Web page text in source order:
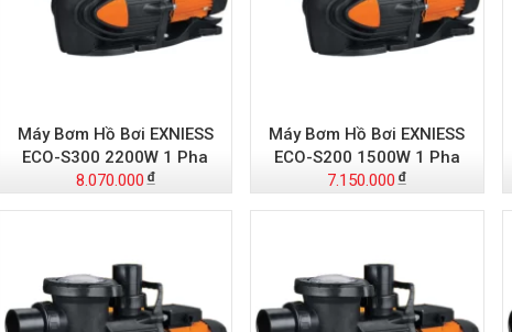
Máy Bơm Hồ Bơi EXNIESS
ECO-S300 2200W 1 Pha
8.070.000
Máy Bơm Hồ Bơi EXNIESS
ECO-S200 1500W 1 Pha
7.150.000